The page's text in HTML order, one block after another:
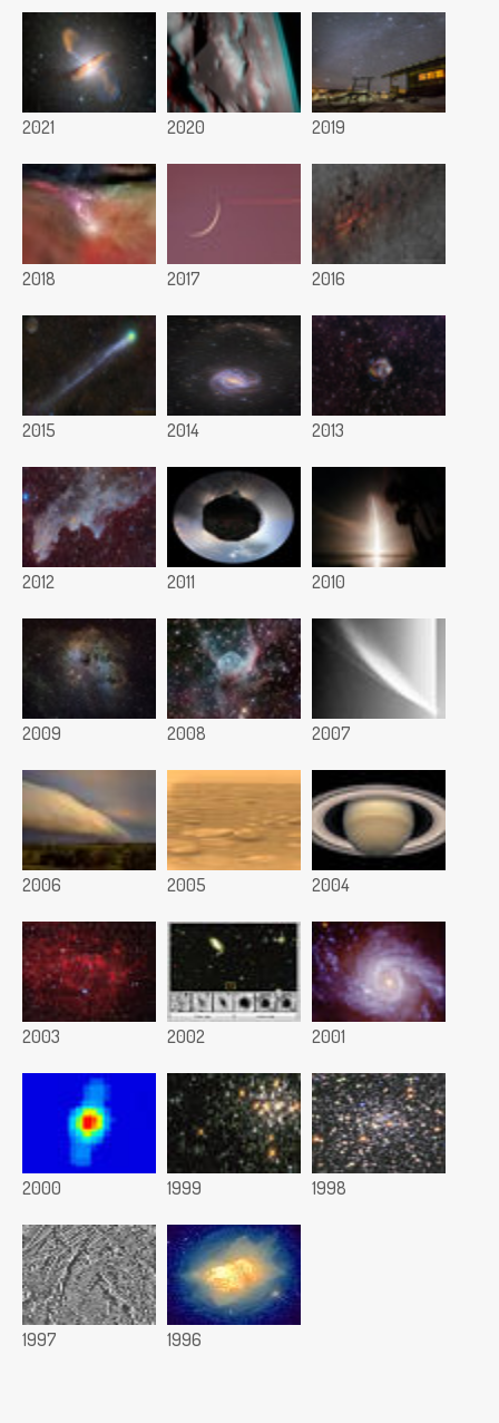
2021 2020 2019
2018 2017 2016
2015 2014 2013
2012 2011 2010
2009 2008 2007
2006 2005 2004
2003 2002 2001
2000 1999 1998
1997 1996